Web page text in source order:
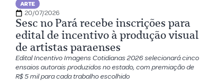
ARTE
20/07/2026
Sesc no Pará recebe inscrições para
edital de incentivo à produção visual
de artistas paraenses
Edital Incentivo Imagens Cotidianas 2026 selecionará cinco
ensaios autorais produzidos no estado, com premiação de
R$ 5 mil para cada trabalho escolhido